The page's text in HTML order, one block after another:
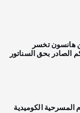
هانسون تخسر
الصادر بحق السناتور
الكوميدية